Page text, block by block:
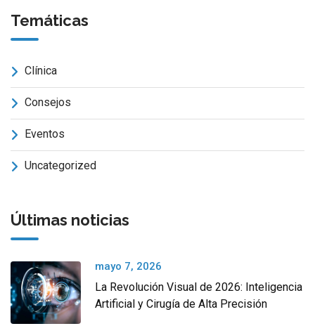
Temáticas
Clínica
Consejos
Eventos
Uncategorized
Últimas noticias
mayo 7, 2026
La Revolución Visual de 2026: Inteligencia
Artificial y Cirugía de Alta Precisión